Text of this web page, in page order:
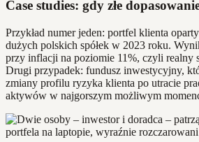
Case studies: gdy złe
Przykład numer jeden: portfel klienta
dużych polskich spółek w 2023 roku.
przy inflacji na poziomie 11%, czyli realny
Drugi przypadek: fundusz inwestycyjny,
zmiany profilu ryzyka klienta po utracie
aktywów w najgorszym możliwym